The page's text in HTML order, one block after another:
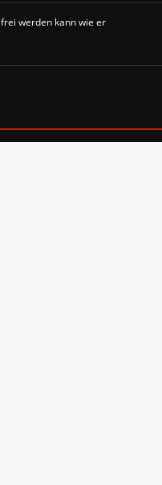
werden kann wie er